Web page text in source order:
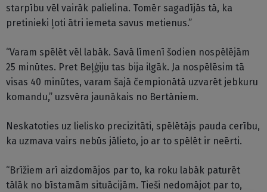
starpību vēl vairāk palielina. Tomēr sagadījās tā, ka
pretinieki ļoti ātri iemeta savus metienus.”
“Varam spēlēt vēl labāk. Savā līmenī šodien nospēlējām
25 minūtes. Pret Beļģiju tas bija ilgāk. Ja nospēlēsim tā
visas 40 minūtes, varam šajā čempionātā uzvarēt jebkuru
komandu,” uzsvēra jaunākais no Bertāniem.
Neskatoties uz lielisko precizitāti, spēlētājs pauda cerību,
ka uzmava vairs nebūs jālieto, jo ar to spēlēt ir neērti.
“Brīžiem arī aizdomājos par to, ka roku labāk paturēt
tālāk no bīstamām situācijām. Tieši nedomājot par to,